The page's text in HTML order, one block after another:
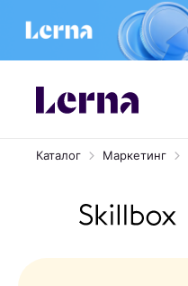
Каталог Маркетинг